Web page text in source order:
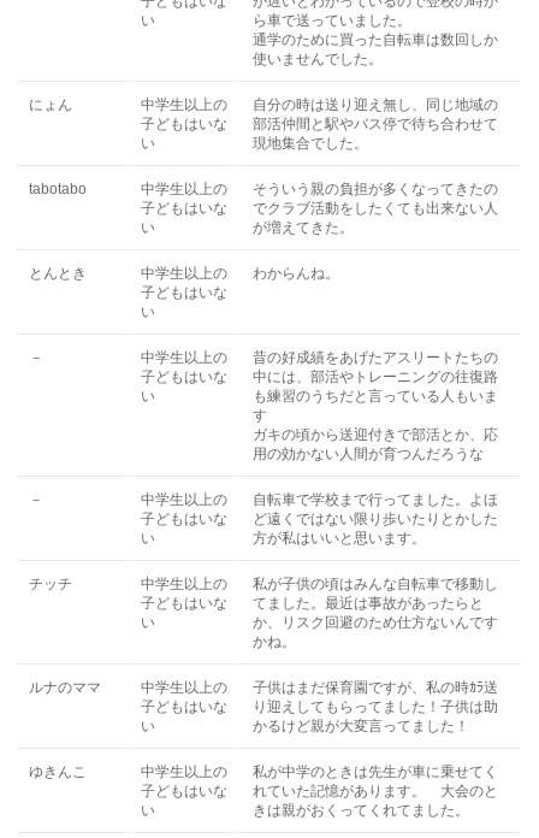
い
ら車で送っていました。
通学のために買った自転車は数回しか
使いませんでした。
にょん
中学生以上の
子どもはいな
い
自分の時は送り迎え無し、同じ地域の
部活仲間と駅やバス停で待ち合わせて
現地集合でした。
tabotabo
中学生以上の
子どもはいな
い
そういう親の負担が多くなってきたの
でクラブ活動をしたくても出来ない人
が増えてきた。
とんとき
中学生以上の
子どもはいな
い
わからんね。
－
中学生以上の
子どもはいな
い
昔の好成績をあげたアスリートたちの
中には、部活やトレーニングの往復路
も練習のうちだと言っている人もいま
す
ガキの頃から送迎付きで部活とか、応
用の効かない人間が育つんだろうな
－
中学生以上の
子どもはいな
い
自転車で学校まで行ってました。よほ
ど遠くではない限り歩いたりとかした
方が私はいいと思います。
チッチ
中学生以上の
子どもはいな
い
私が子供の頃はみんな自転車で移動し
てました。最近は事故があったらと
か、リスク回避のため仕方ないんです
かね。
ルナのママ
中学生以上の
子どもはいな
い
子供はまだ保育園ですが、私の時ｶﾗ送
り迎えしてもらってました！子供は助
かるけど親が大変言ってました！
ゆきんこ
中学生以上の
子どもはいな
い
私が中学のときは先生が車に乗せてく
れていた記憶があります。 大会のと
きは親がおくってくれてました。